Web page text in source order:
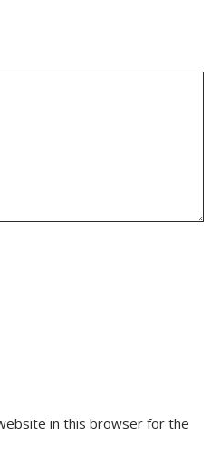
in this browser for the